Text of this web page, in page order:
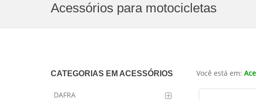
Acessórios para motocicletas
Você está em:
CATEGORIAS EM ACESSÓRIOS
DAFRA